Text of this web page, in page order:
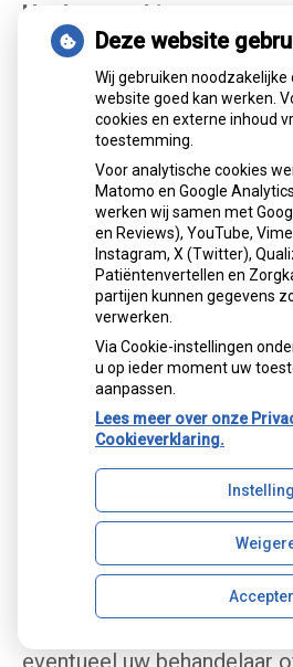
Het kunstgebit
Uw kunstgebit is nu nog
wilt u natuurlijk graag zo
moet u, net als bij eigen
kunstgebit verzorgen. Als
regelmatig schoonmaakt,
voedselresten achter.
als eronder. Als u die niet
tandvlees op den duur
uw gebit daarom zorgvuldig
maaltijd. Gebruik een
protheseborstel,
verwijderen. Gebruik géén
te veel schuren. Een
altijd glad aan. Laat uw
reinigen niet uit uw handen
kapot gaan. Vul voor de
wasbak met water en reinig
daarboven.
Reinig uw kunstgebit
drogisterij of apotheek
reinigingsmiddel. Volg
Deze website
Wij gebruiken
website goed kan werken.
cookies en externe inhoud
toestemming.
Voor analytische cookies
Matomo en Google
werken wij samen met
en Reviews), YouTube,
Instagram, X (Twitter),
Patiëntenvertellen en
partijen kunnen gegevens
verwerken.
Via Cookie-instellingen
u op ieder moment uw
aanpassen.
Lees meer over onze
Cookieverklaring.